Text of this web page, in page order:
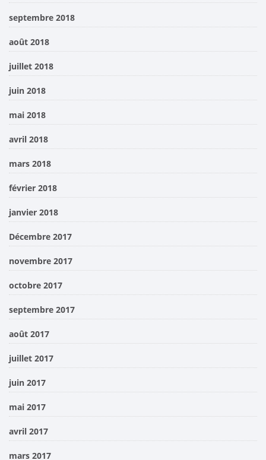
septembre 2018
août 2018
juillet 2018
juin 2018
mai 2018
avril 2018
mars 2018
février 2018
janvier 2018
Décembre 2017
novembre 2017
octobre 2017
septembre 2017
août 2017
juillet 2017
juin 2017
mai 2017
avril 2017
mars 2017